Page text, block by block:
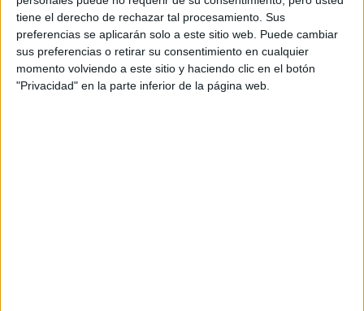
tiene el derecho de rechazar tal procesamiento. Sus
preferencias se aplicarán solo a este sitio web. Puede cambiar
sus preferencias o retirar su consentimiento en cualquier
momento volviendo a este sitio y haciendo clic en el botón
"Privacidad" en la parte inferior de la página web.
MODALIDADPresencial